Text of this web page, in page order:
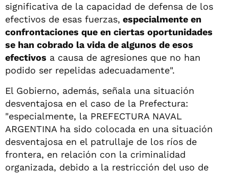
significativa de la capacidad de defensa de los
efectivos de esas fuerzas, especialmente en
confrontaciones que en ciertas oportunidades
se han cobrado la vida de algunos de esos
efectivos a causa de agresiones que no han
podido ser repelidas adecuadamente".
El Gobierno, además, señala una situación
desventajosa en el caso de la Prefectura:
"especialmente, la PREFECTURA NAVAL
ARGENTINA ha sido colocada en una situación
desventajosa en el patrullaje de los ríos de
frontera, en relación con la criminalidad
organizada, debido a la restricción del uso de